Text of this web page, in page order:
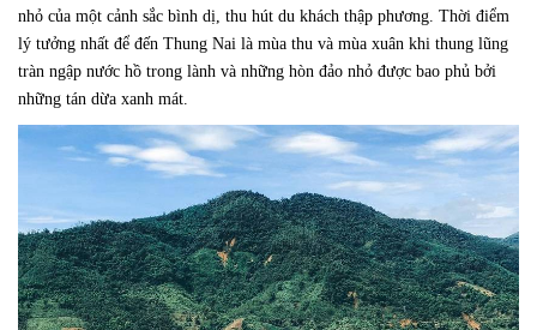
nhỏ của một cảnh sắc bình dị, thu hút du khách thập phương. Thời điểm
lý tưởng nhất để đến Thung Nai là mùa thu và mùa xuân khi thung lũng
tràn ngập nước hồ trong lành và những hòn đảo nhỏ được bao phủ bởi
những tán dừa xanh mát.